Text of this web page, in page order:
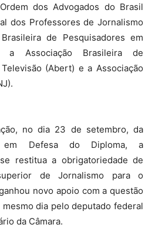
dos Advogados do Brasil
dos Professores de Jornalismo
de Pesquisadores em
a Associação Brasileira de
(Abert) e a Associação
no dia 23 de setembro, da
em Defesa do Diploma, a
restitua a obrigatoriedade de
de Jornalismo para o
novo apoio com a questão
dia pelo deputado federal
da Câmara.